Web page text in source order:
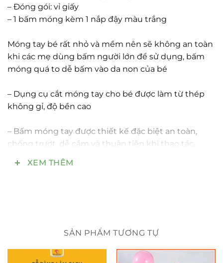
– Đóng gói: vỉ giấy
– 1 bấm móng kèm 1 nắp đậy màu trắng
Móng tay bé rất nhỏ và mềm nên sẽ không an toàn
khi các mẹ dùng bấm người lớn để sử dụng, bấm
móng quá to dễ bấm vào da non của bé
– Dụng cụ cắt móng tay cho bé được làm từ thép
không gỉ, độ bền cao
– Bấm móng tay được thiết kế đặc biệt an toàn,
chống trượt, dễ cầm và thuận tiện khi thao tác.
– Lưỡi móng tay nhỏ, sắc và vừa với móng tay, chân
– Không cho bé tự sử dụng khi không có sự giám
XEM THÊM
SẢN PHẨM TƯƠNG TỰ